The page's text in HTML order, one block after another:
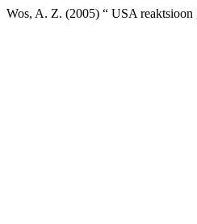
Wos, A. Z. (2005) “ USA